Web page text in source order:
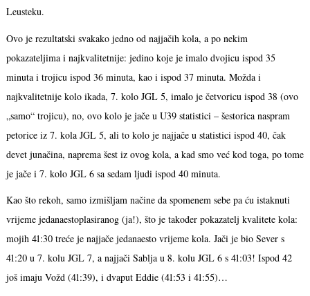
Leusteku.
Ovo je rezultatski svakako jedno od najjačih kola, a po nekim
pokazateljima i najkvalitetnije: jedino koje je imalo dvojicu ispod 35
minuta i trojicu ispod 36 minuta, kao i ispod 37 minuta. Možda i
najkvalitetnije kolo ikada, 7. kolo JGL 5, imalo je četvoricu ispod 38 (ovo
„samo“ trojicu), no, ovo kolo je jače u U39 statistici – šestorica naspram
petorice iz 7. kola JGL 5, ali to kolo je najjače u statistici ispod 40, čak
devet junačina, naprema šest iz ovog kola, a kad smo već kod toga, po tome
je jače i 7. kolo JGL 6 sa sedam ljudi ispod 40 minuta.
Kao što rekoh, samo izmišljam načine da spomenem sebe pa ću istaknuti
vrijeme jedanaestoplasiranog (ja!), što je također pokazatelj kvalitete kola:
mojih 41:30 treće je najjače jedanaesto vrijeme kola. Jači je bio Sever s
41:20 u 7. kolu JGL 7, a najjači Sablja u 8. kolu JGL 6 s 41:03! Ispod 42
još imaju Vožd (41:39), i dvaput Eddie (41:53 i 41:55)…